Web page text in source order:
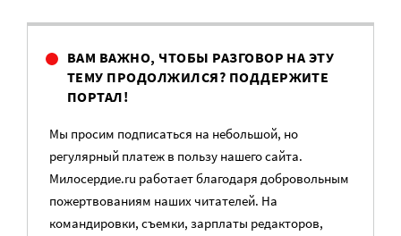
ВАМ ВАЖНО, ЧТОБЫ РАЗГОВОР НА ЭТУ
ТЕМУ ПРОДОЛЖИЛСЯ? ПОДДЕРЖИТЕ
ПОРТАЛ!
Мы просим подписаться на небольшой, но
регулярный платеж в пользу нашего сайта.
Милосердие.ru работает благодаря добровольным
пожертвованиям наших читателей. На
командировки, съемки, зарплаты редакторов,